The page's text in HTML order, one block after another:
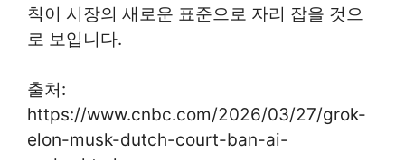
칙이 시장의 새로운 표준으로 자리 잡을 것으
로 보입니다.
출처:
https://www.cnbc.com/2026/03/27/grok-
elon-musk-dutch-court-ban-ai-